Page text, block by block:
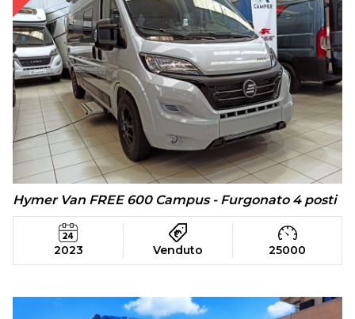
Hymer Van FREE 600 Campus - Furgonato 4 posti
2023 Venduto 25000